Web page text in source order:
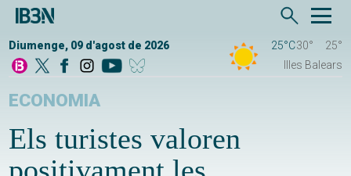
Diumenge, 09 d'agost de 2026 25°C30°
25°
Illes Balears
ECONOMIA
Els turistes valoren